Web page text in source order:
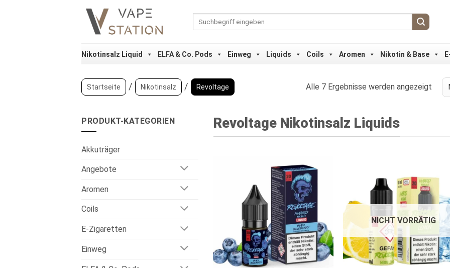
Nikotinsalz Liquid ELFA & Co. Pods Einweg Liquids Coils Aromen Nikotin & Base
Startseite / Nikotinsalz / Revoltage Alle 7 Ergebnisse werden angezeigtNach
PRODUKT-KATEGORIEN
Akkuträger
Angebote
Aromen
Coils
E-Zigaretten
Einweg
Revoltage Nikotinsalz Liquids
NICHT VORRÄTIG